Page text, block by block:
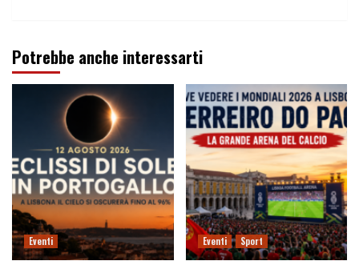
Potrebbe anche interessarti
Eventi Eventi Sport